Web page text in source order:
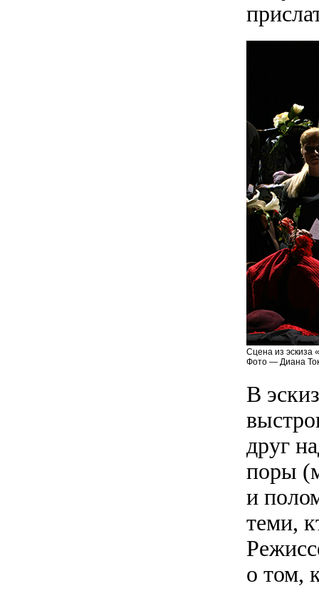
Сцена из эскиза
Фото — Диана
В
друг
поры
и
теми,
о том,